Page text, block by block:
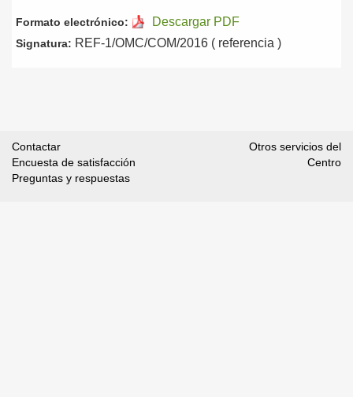
Formato electrónico: Descargar PDF
Signatura: REF-1/OMC/COM/2016 ( referencia )
Contactar
Encuesta de satisfacción
Preguntas y respuestas
Otros servicios del
Centro